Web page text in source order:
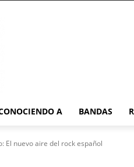
A BANDAS
El nuevo aire del rock español